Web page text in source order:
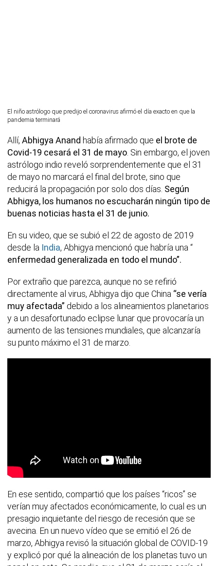
El niño astrólogo que predijo el coronavirus afirmó el día exacto en que la
pandemia terminará
Allí, Abhigya Anand había afirmado que el brote de
Covid-19 cesará el 31 de mayo. Sin embargo, el joven
astrólogo indio reveló sorprendentemente que el 31
de mayo no marcará el final del brote, sino que
reducirá la propagación por solo dos días. Según
Abhigya, los humanos no escucharán ningún tipo de
buenas noticias hasta el 31 de junio.
En su video, que se subió el 22 de agosto de 2019
desde la India, Abhigya mencionó que habría una “
enfermedad generalizada en todo el mundo”.
Por extraño que parezca, aunque no se refirió
directamente al virus, Abhigya dijo que China “se vería
muy afectada” debido a los alineamientos planetarios
y a un desafortunado eclipse lunar que provocaría un
aumento de las tensiones mundiales, que alcanzaría
su punto máximo el 31 de marzo.
En ese sentido, compartió que los países “ricos” se
verían muy afectados económicamente, lo cual es un
presagio inquietante del riesgo de recesión que se
avecina. En un nuevo vídeo que se emitió el 26 de
marzo, Abhigya revisó la situación global de COVID-19
y explicó por qué la alineación de los planetas tuvo un